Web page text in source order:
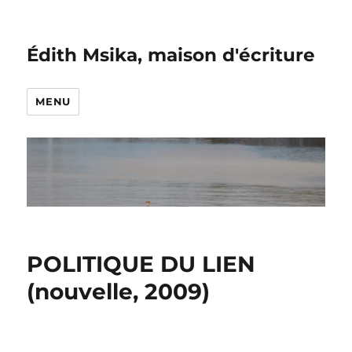
Édith Msika, maison d'écriture
MENU
POLITIQUE DU LIEN
(nouvelle, 2009)